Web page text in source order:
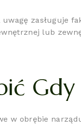
zasługuje
lub
Gdy
w obrębie